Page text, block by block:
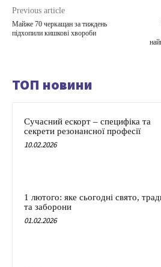
Previous article
Майже 70 черкащан за тиждень
підхопили кишкові хвороби
ТОП новини
Сучасний ескорт – специфіка та
секрети резонансної професії
10.02.2026
1 лютого: яке сьогодні свято,
та заборони
01.02.2026